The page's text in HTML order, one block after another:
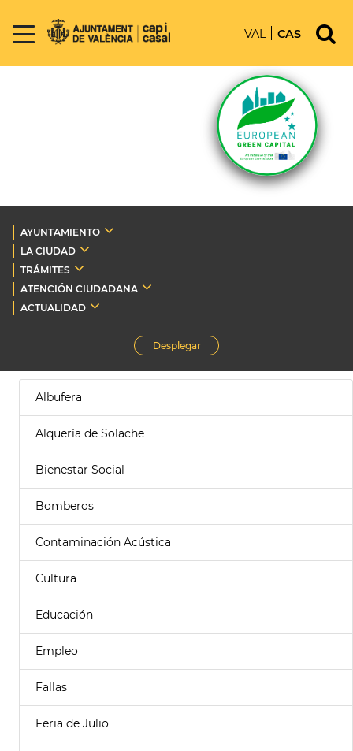
VAL CAS
AYUNTAMIENTO
LA CIUDAD
TRÁMITES
ATENCIÓN CIUDADANA
ACTUALIDAD
Desplegar
Albufera
Alquería de Solache
Bienestar Social
Bomberos
Contaminación Acústica
Cultura
Educación
Empleo
Fallas
Feria de Julio